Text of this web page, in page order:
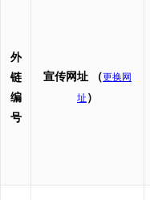
外
链
编
号
宣传网址 （更换网
址 ）